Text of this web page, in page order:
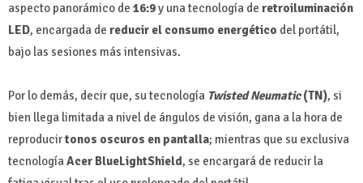
aspecto panorámico de 16:9y una tecnología de retroiluminación
LED, encargada de reducir el consumo energético del portátil,
bajo las sesiones más intensivas.
Por lo demás, decir que, su tecnología Twisted Neumatic(TN), si
bien llega limitada a nivel de ángulos de visión, gana a la hora de
reproducirtonos oscuros en pantalla; mientras que su exclusiva
tecnologíaAcer BlueLightShield, se encargará de reducir la